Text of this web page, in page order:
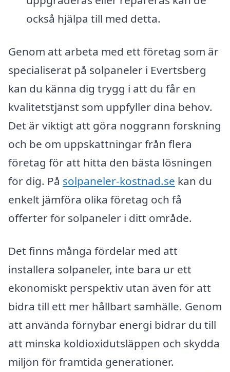
också hjälpa till med detta.
Genom att arbeta med ett företag som är
specialiserat på solpaneler i Evertsberg
kan du känna dig trygg i att du får en
kvalitetstjänst som uppfyller dina behov.
Det är viktigt att göra noggrann forskning
och be om uppskattningar från flera
företag för att hitta den bästa lösningen
för dig. På solpaneler-kostnad.se kan du
enkelt jämföra olika företag och få
offerter för solpaneler i ditt område.
Det finns många fördelar med att
installera solpaneler, inte bara ur ett
ekonomiskt perspektiv utan även för att
bidra till ett mer hållbart samhälle. Genom
att använda förnybar energi bidrar du till
att minska koldioxidutsläppen och skydda
miljön för framtida generationer.